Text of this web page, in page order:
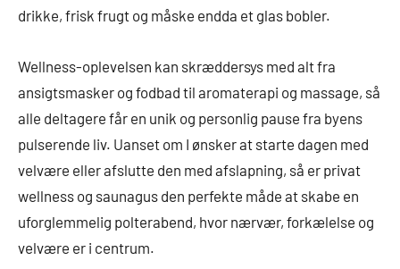
drikke, frisk frugt og måske endda et glas bobler.
Wellness-oplevelsen kan skræddersys med alt fra
ansigtsmasker og fodbad til aromaterapi og massage, så
alle deltagere får en unik og personlig pause fra byens
pulserende liv. Uanset om I ønsker at starte dagen med
velvære eller afslutte den med afslapning, så er privat
wellness og saunagus den perfekte måde at skabe en
uforglemmelig polterabend, hvor nærvær, forkælelse og
velvære er i centrum.